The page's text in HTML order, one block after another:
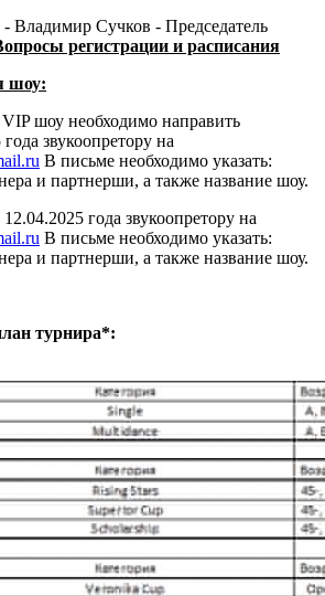
Владимир Сучков - Председатель
регистрации и расписания
шоу:
шоу необходимо направить
звукоопретору на
В письме необходимо указать:
и партнерши, а также название шоу.
года звукоопретору на
В письме необходимо указать:
и партнерши, а также название шоу.
турнира*: